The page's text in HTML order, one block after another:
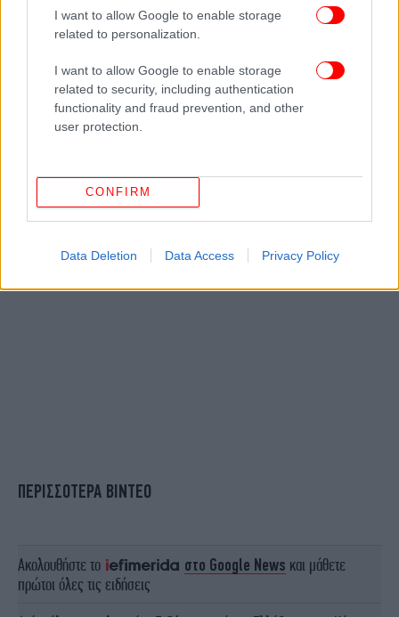
I want to allow Google to enable storage
related to personalization.
I want to allow Google to enable storage
related to security, including authentication
functionality and fraud prevention, and other
user protection.
CONFIRM
Data Deletion Data Access Privacy Policy
προκαλούσε», λένε για τον οδηγό -Ποιος ήταν ο 24χρονος
που σκοτώθηκε
ΠΕΡΙΣΣΟΤΕΡΑ ΒΙΝΤΕΟ
Ακολουθήστε το στο Google News και μάθετε
πρώτοι όλες τις ειδήσεις